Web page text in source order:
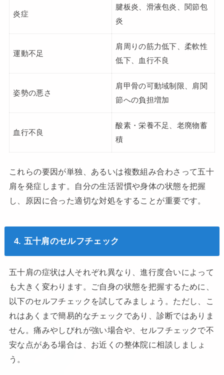
炎症
腱板炎、滑液包炎、関節包
炎
運動不足
肩周りの筋力低下、柔軟性
低下、血行不良
姿勢の悪さ
肩甲骨の可動域制限、肩関
節への負担増加
血行不良
酸素・栄養不足、老廃物蓄
積
これらの要因が単独、あるいは複数組み合わさって五十
肩を発症します。自分の生活習慣や身体の状態を把握
し、原因に合った適切な対処をすることが重要です。
4. 五十肩のセルフチェック
五十肩の症状は人それぞれ異なり、進行度合いによって
も大きく変わります。ご自身の状態を把握するために、
以下のセルフチェックを試してみましょう。ただし、こ
れはあくまで簡易的なチェックであり、診断ではありま
せん。痛みやしびれが強い場合や、セルフチェックで不
安な点がある場合は、お近くの整体院に相談しましょ
う。